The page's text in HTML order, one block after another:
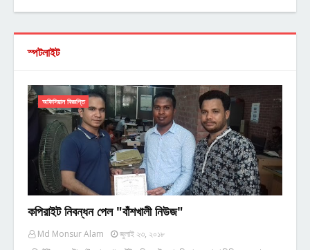
স্পটলাইট
অফিসিয়াল বিজ্ঞপ্তি
কপিরাইট নিবন্ধন পেল "বাঁশখালী নিউজ"
Md Monsur Alam
জুলাই ২৩, ২০১৮